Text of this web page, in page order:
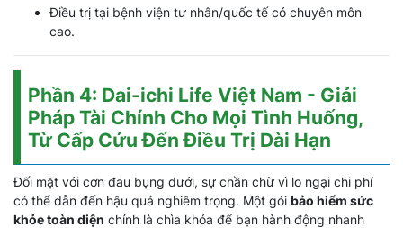
Điều trị tại bệnh viện tư nhân/quốc tế có chuyên môn
cao.
Phần 4: Dai-ichi Life Việt Nam - Giải
Pháp Tài Chính Cho Mọi Tình Huống,
Từ Cấp Cứu Đến Điều Trị Dài Hạn
Đối mặt với cơn đau bụng dưới, sự chần chừ vì lo ngại chi phí
có thể dẫn đến hậu quả nghiêm trọng. Một gói bảo hiểm sức
khỏe toàn diện chính là chìa khóa để bạn hành động nhanh